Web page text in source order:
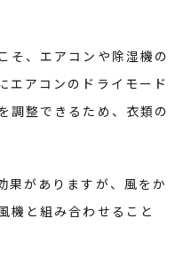
そ、エアコンや除湿機の
エアコンのドライモード
調整できるため、衣類の
果がありますが、風をか
機と組み合わせること